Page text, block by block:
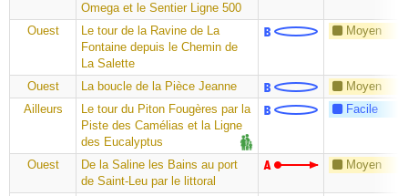
Omega et le Sentier Ligne 500
Ouest
Le tour de la Ravine de La
Fontaine depuis le Chemin de
La Salette
Moyen
Ouest La boucle de la Pièce Jeanne
Moyen
Ailleurs
Le tour du Piton Fougères par la
Piste des Camélias et la Ligne
des Eucalyptus
Facile
Ouest
De la Saline les Bains au port
de Saint-Leu par le littoral
Moyen